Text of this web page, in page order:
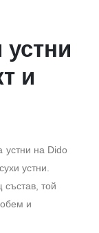
и
на Dido
устни.
той
и